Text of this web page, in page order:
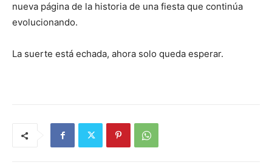
nueva página de la historia de una fiesta que continúa
evolucionando.
La suerte está echada, ahora solo queda esperar.